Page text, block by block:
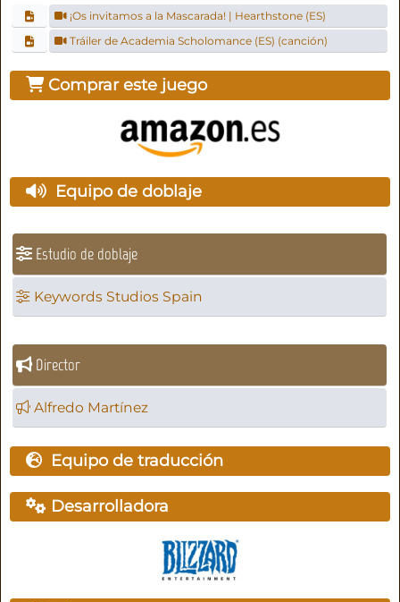
¡Os invitamos a la Mascarada! | Hearthstone (ES)
Tráiler de Academia Scholomance (ES) (canción)
Comprar este juego
Equipo de doblaje
Estudio de doblaje
Keywords Studios Spain
Director
Alfredo Martínez
Equipo de traducción
Desarrolladora